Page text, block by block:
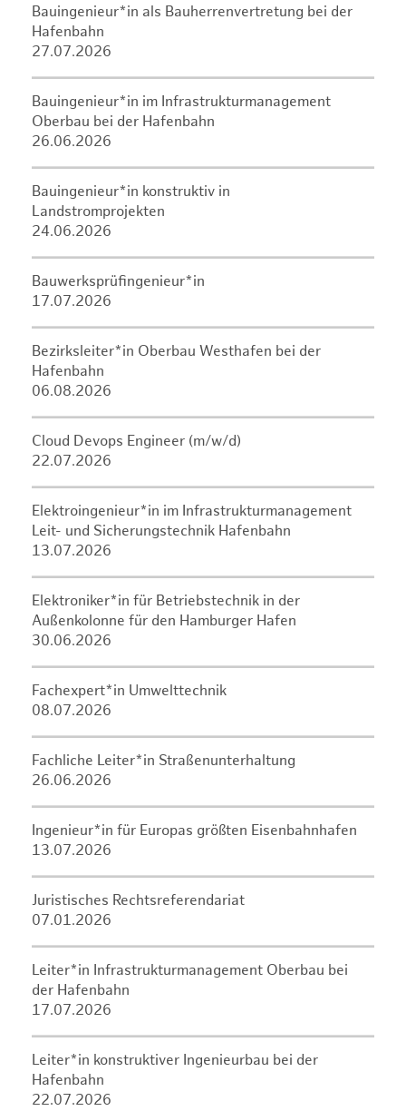
Bauingenieur*in als Bauherrenvertretung bei der
Hafenbahn
27.07.2026
Bauingenieur*in im Infrastrukturmanagement
Oberbau bei der Hafenbahn
26.06.2026
Bauingenieur*in konstruktiv in
Landstromprojekten
24.06.2026
Bauwerksprüfingenieur*in
17.07.2026
Bezirksleiter*in Oberbau Westhafen bei der
Hafenbahn
06.08.2026
Cloud Devops Engineer (m/w/d)
22.07.2026
Elektroingenieur*in im Infrastrukturmanagement
Leit- und Sicherungstechnik Hafenbahn
13.07.2026
Elektroniker*in für Betriebstechnik in der
Außenkolonne für den Hamburger Hafen
30.06.2026
Fachexpert*in Umwelttechnik
08.07.2026
Fachliche Leiter*in Straßenunterhaltung
26.06.2026
Ingenieur*in für Europas größten Eisenbahnhafen
13.07.2026
Juristisches Rechtsreferendariat
07.01.2026
Leiter*in Infrastrukturmanagement Oberbau bei
der Hafenbahn
17.07.2026
Leiter*in konstruktiver Ingenieurbau bei der
Hafenbahn
22.07.2026